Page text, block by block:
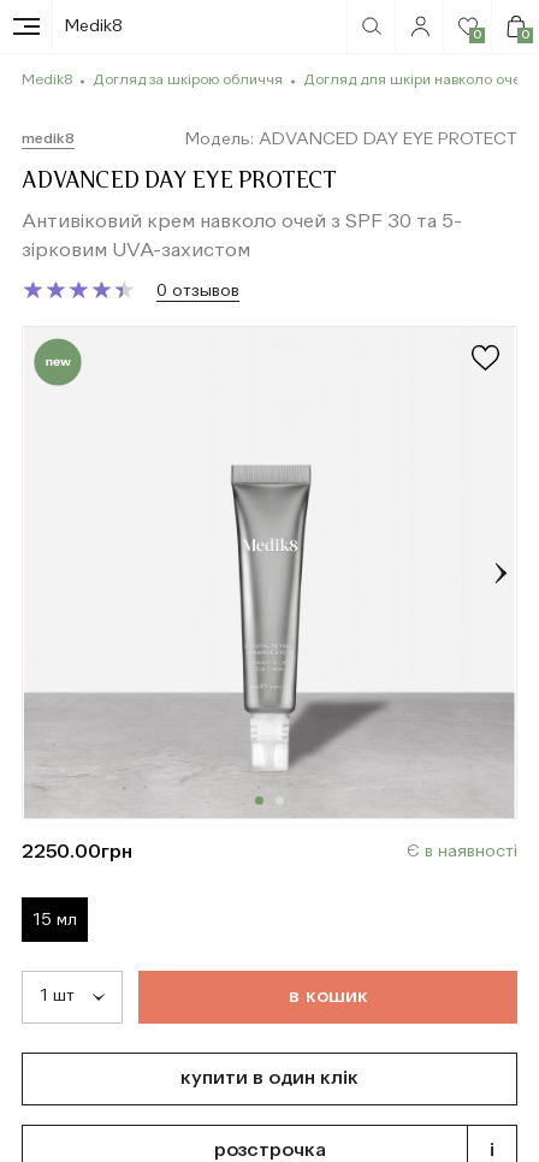
Medik8
0 0
Medik8 Догляд за шкірою обличчя Догляд для шкіри навколо очей
medik8 Модель: ADVANCED DAY EYE PROTECT
ADVANCED DAY EYE PROTECT
Антивіковий крем навколо очей з SPF 30 та 5-
зірковим UVA-захистом
★
★★
★★
★★
★★
★ 0 отзывов
2250.00грн Є в наявності
15 мл
в кошик
купити в один клік
розстрочка i